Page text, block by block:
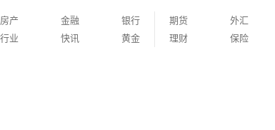
房产 金融
银行
行业 快讯 黄金
期货 外汇
理财
保险